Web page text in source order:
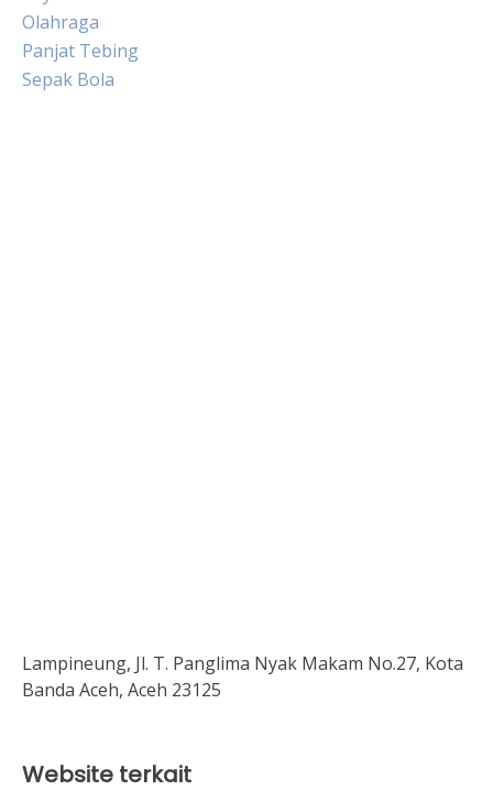
Olahraga
Panjat Tebing
Sepak Bola
Lampineung, Jl. T. Panglima Nyak Makam No.27, Kota
Banda Aceh, Aceh 23125
Website terkait